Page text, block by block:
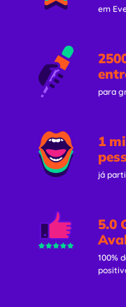
em
para
1
já
5.0
100%